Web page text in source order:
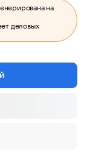
на
деловых